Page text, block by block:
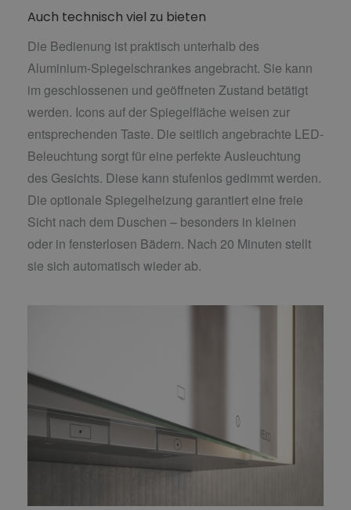
Auch technisch viel zu bieten
Die Bedienung ist praktisch unterhalb des
Aluminium-Spiegelschrankes angebracht. Sie kann
im geschlossenen und geöffneten Zustand betätigt
werden. Icons auf der Spiegelfläche weisen zur
entsprechenden Taste. Die seitlich angebrachte LED-
Beleuchtung sorgt für eine perfekte Ausleuchtung
des Gesichts. Diese kann stufenlos gedimmt werden.
Die optionale Spiegelheizung garantiert eine freie
Sicht nach dem Duschen – besonders in kleinen
oder in fensterlosen Bädern. Nach 20 Minuten stellt
sie sich automatisch wieder ab.